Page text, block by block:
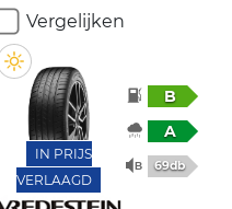
Vergelijken
IN PRIJS
VERLAAGD
B
A
69db